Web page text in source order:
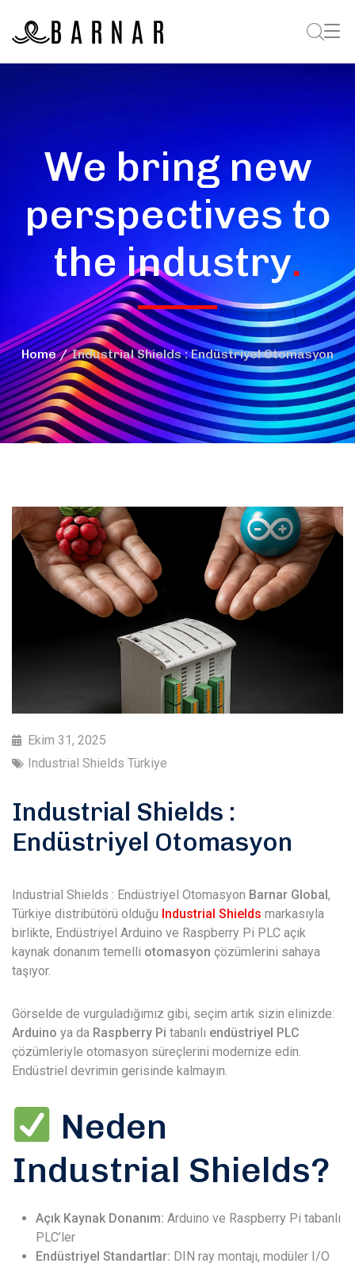
We bring new
perspectives to
the industry.
Home Industrial Shields : Endüstriyel Otomasyon
Ekim 31, 2025
Industrial Shields Türkiye
Industrial Shields :
Endüstriyel Otomasyon
Industrial Shields : Endüstriyel Otomasyon Barnar Global ,
Türkiye distribütörü olduğu Industrial Shields markasıyla
birlikte, Endüstriyel Arduino ve Raspberry Pi PLC açık
kaynak donanım temelli otomasyon çözümlerini sahaya
taşıyor.
Görselde de vurguladığımız gibi, seçim artık sizin elinizde:
Arduino ya da Raspberry Pi tabanlı endüstriyel PLC
çözümleriyle otomasyon süreçlerini modernize edin.
Endüstriel devrimin gerisinde kalmayın.
Neden
Industrial Shields?
Açık Kaynak Donanım: Arduino ve Raspberry Pi tabanlı
PLC’ler
Endüstriyel Standartlar: DIN ray montajı, modüler I/O